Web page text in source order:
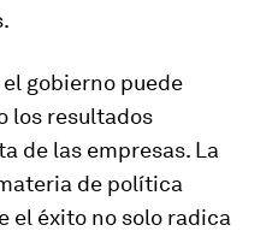
gobierno puede
los resultados
de las empresas. La
de política
el éxito no solo radica